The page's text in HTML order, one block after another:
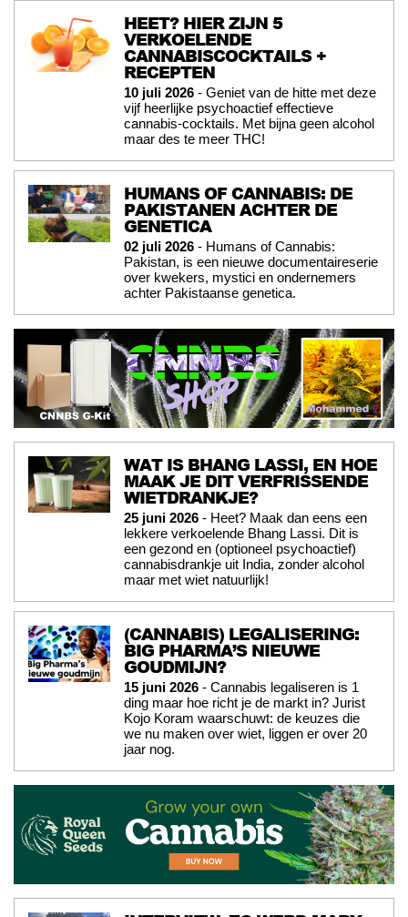
HEET? HIER ZIJN 5
VERKOELENDE
CANNABISCOCKTAILS +
RECEPTEN
10 juli 2026 - Geniet van de hitte met deze
vijf heerlijke psychoactief effectieve
cannabis-cocktails. Met bijna geen alcohol
maar des te meer THC!
HUMANS OF CANNABIS: DE
PAKISTANEN ACHTER DE
GENETICA
02 juli 2026 - Humans of Cannabis:
Pakistan, is een nieuwe documentaireserie
over kwekers, mystici en ondernemers
achter Pakistaanse genetica.
WAT IS BHANG LASSI, EN HOE
MAAK JE DIT VERFRISSENDE
WIETDRANKJE?
25 juni 2026 - Heet? Maak dan eens een
lekkere verkoelende Bhang Lassi. Dit is
een gezond en (optioneel psychoactief)
cannabisdrankje uit India, zonder alcohol
maar met wiet natuurlijk!
(CANNABIS) LEGALISERING:
BIG PHARMA’S NIEUWE
GOUDMIJN?
15 juni 2026 - Cannabis legaliseren is 1
ding maar hoe richt je de markt in? Jurist
Kojo Koram waarschuwt: de keuzes die
we nu maken over wiet, liggen er over 20
jaar nog.